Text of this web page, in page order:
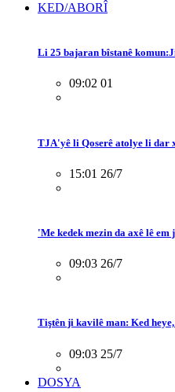
KED/ABORÎ
Li 25 bajaran bîstanê
09:02 01
TJA'yê li Qoserê atolye li dar
15:01 26/7
'Me kedek mezin da axê lê
09:03 26/7
Tiştên ji kavilê man: Ked
09:03 25/7
DOSYA